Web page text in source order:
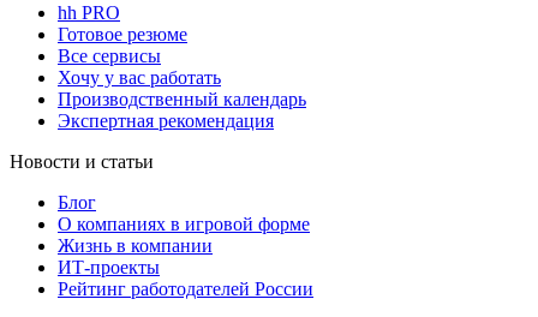
hh PRO
Готовое резюме
Все сервисы
Хочу у вас работать
Производственный календарь
Экспертная рекомендация
Новости и статьи
Блог
О компаниях в игровой форме
Жизнь в компании
ИТ-проекты
Рейтинг работодателей России